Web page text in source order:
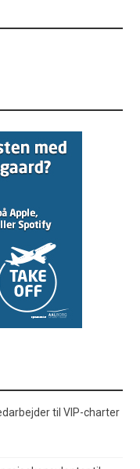
til VIP-charter